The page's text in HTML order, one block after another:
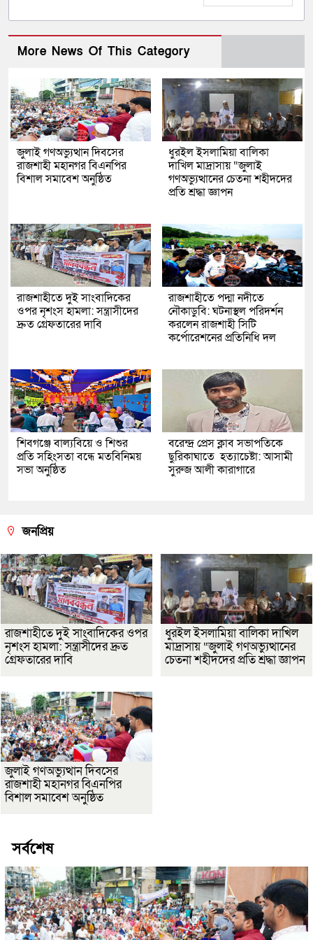
More News Of This Category
জুলাই গণঅভ্যুত্থান দিবসের
রাজশাহী মহানগর বিএনপির
বিশাল সমাবেশ অনুষ্ঠিত
ধুরইল ইসলামিয়া বালিকা
দাখিল মাদ্রাসায় “জুলাই
গণঅভ্যুত্থানের চেতনা শহীদদের
প্রতি শ্রদ্ধা জ্ঞাপন
রাজশাহীতে দুই সাংবাদিকের
ওপর নৃশংস হামলা: সন্ত্রাসীদের
দ্রুত গ্রেফতারের দাবি
রাজশাহীতে পদ্মা নদীতে
নৌকাডুবি: ঘটনাস্থল পরিদর্শন
করলেন রাজশাহী সিটি
কর্পোরেশনের প্রতিনিধি দল
শিবগঞ্জে বাল্যবিয়ে ও শিশুর
প্রতি সহিংসতা বন্ধে মতবিনিময়
সভা অনুষ্ঠিত
বরেন্দ্র প্রেস ক্লাব সভাপতিকে
ছুরিকাঘাতে হত্যাচেষ্টা: আসামী
সুরুজ আলী কারাগারে
জনপ্রিয়
রাজশাহীতে দুই সাংবাদিকের ওপর
নৃশংস হামলা: সন্ত্রাসীদের দ্রুত
গ্রেফতারের দাবি
ধুরইল ইসলামিয়া বালিকা দাখিল
মাদ্রাসায় “জুলাই গণঅভ্যুত্থানের
চেতনা শহীদদের প্রতি শ্রদ্ধা জ্ঞাপন
জুলাই গণঅভ্যুত্থান দিবসের
রাজশাহী মহানগর বিএনপির
বিশাল সমাবেশ অনুষ্ঠিত
সর্বশেষ